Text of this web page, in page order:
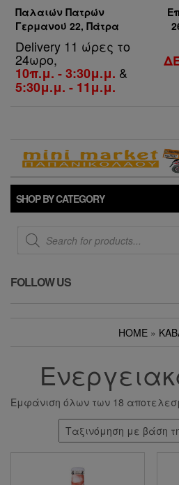
Παλαιών Πατρών
Γερμανού 22, Πάτρα
Delivery 11 ώρες το
24ωρο,
10π.μ. - 3:30μ.μ. &
5:30μ.μ. - 11μ.μ.
SHOP BY CATEGORY
Products
search
FOLLOW US
HOME »
Εμφάνιση όλων των 18